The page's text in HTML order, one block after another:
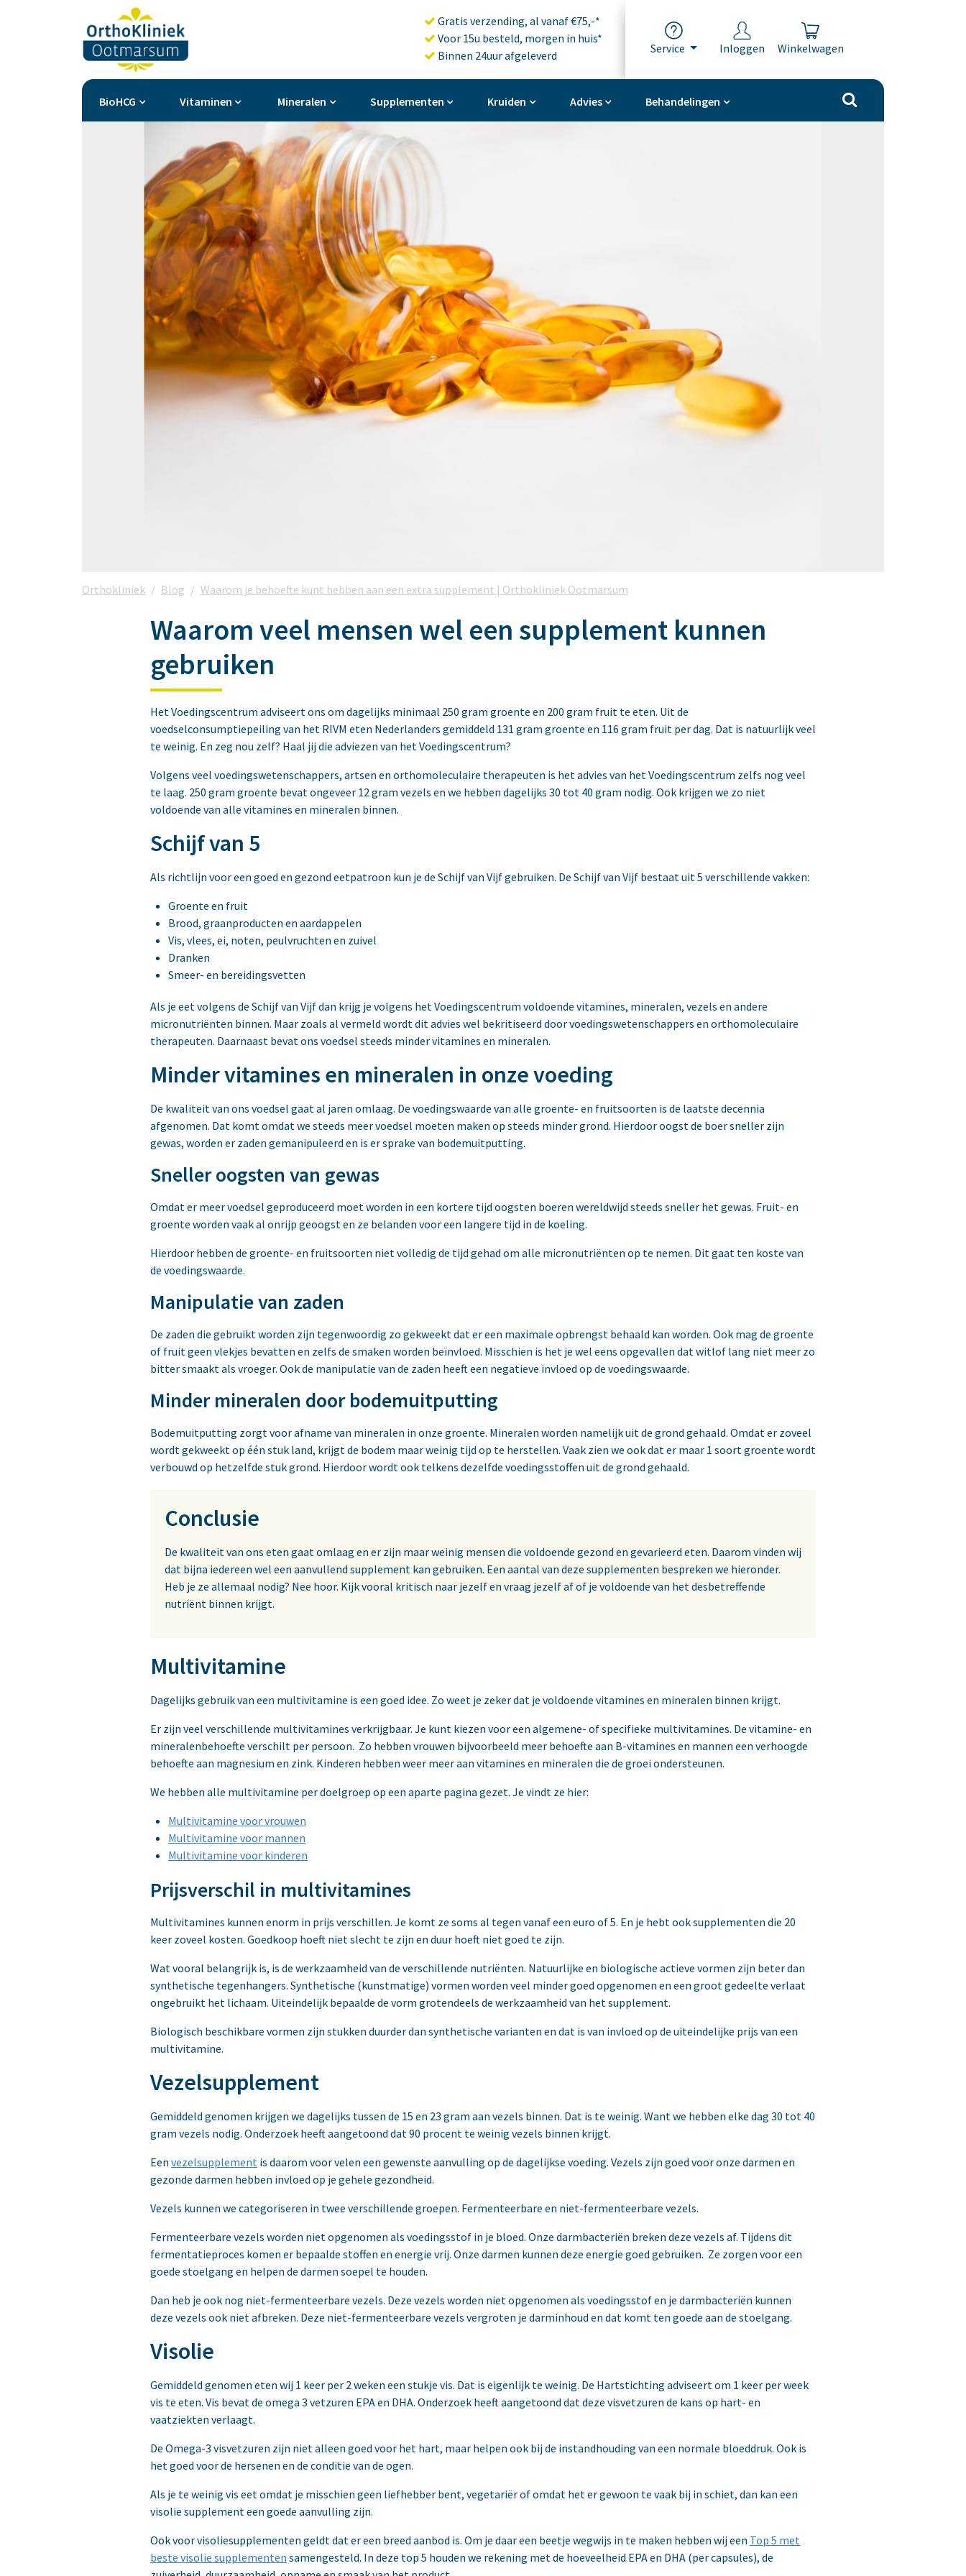
Service Inloggen Winkelwagen
Gratis verzending, al vanaf €75,-*
Voor 15u besteld, morgen in huis*
Binnen 24uur afgeleverd
BioHCG Vitaminen Mineralen Supplementen Kruiden Advies Behandelingen
Orthokliniek Blog Waarom je behoefte kunt hebben aan een extra supplement | Orthokliniek Ootmarsum
Waarom veel mensen wel een supplement kunnen
gebruiken
Het Voedingscentrum adviseert ons om dagelijks minimaal 250 gram groente en 200 gram fruit te eten. Uit de
voedselconsumptiepeiling van het RIVM eten Nederlanders gemiddeld 131 gram groente en 116 gram fruit per dag. Dat is natuurlijk veel
te weinig. En zeg nou zelf? Haal jij die adviezen van het Voedingscentrum?
Volgens veel voedingswetenschappers, artsen en orthomoleculaire therapeuten is het advies van het Voedingscentrum zelfs nog veel
te laag. 250 gram groente bevat ongeveer 12 gram vezels en we hebben dagelijks 30 tot 40 gram nodig. Ook krijgen we zo niet
voldoende van alle vitamines en mineralen binnen.
Schijf van 5
Als richtlijn voor een goed en gezond eetpatroon kun je de Schijf van Vijf gebruiken. De Schijf van Vijf bestaat uit 5 verschillende vakken:
Groente en fruit
Brood, graanproducten en aardappelen
Vis, vlees, ei, noten, peulvruchten en zuivel
Dranken
Smeer- en bereidingsvetten
Als je eet volgens de Schijf van Vijf dan krijg je volgens het Voedingscentrum voldoende vitamines, mineralen, vezels en andere
micronutriënten binnen. Maar zoals al vermeld wordt dit advies wel bekritiseerd door voedingswetenschappers en orthomoleculaire
therapeuten. Daarnaast bevat ons voedsel steeds minder vitamines en mineralen.
Minder vitamines en mineralen in onze voeding
De kwaliteit van ons voedsel gaat al jaren omlaag. De voedingswaarde van alle groente- en fruitsoorten is de laatste decennia
afgenomen. Dat komt omdat we steeds meer voedsel moeten maken op steeds minder grond. Hierdoor oogst de boer sneller zijn
gewas, worden er zaden gemanipuleerd en is er sprake van bodemuitputting.
Sneller oogsten van gewas
Omdat er meer voedsel geproduceerd moet worden in een kortere tijd oogsten boeren wereldwijd steeds sneller het gewas. Fruit- en
groente worden vaak al onrijp geoogst en ze belanden voor een langere tijd in de koeling.
Hierdoor hebben de groente- en fruitsoorten niet volledig de tijd gehad om alle micronutriënten op te nemen. Dit gaat ten koste van
de voedingswaarde.
Manipulatie van zaden
De zaden die gebruikt worden zijn tegenwoordig zo gekweekt dat er een maximale opbrengst behaald kan worden. Ook mag de groente
of fruit geen vlekjes bevatten en zelfs de smaken worden beïnvloed. Misschien is het je wel eens opgevallen dat witlof lang niet meer zo
bitter smaakt als vroeger. Ook de manipulatie van de zaden heeft een negatieve invloed op de voedingswaarde.
Minder mineralen door bodemuitputting
Bodemuitputting zorgt voor afname van mineralen in onze groente. Mineralen worden namelijk uit de grond gehaald. Omdat er zoveel
wordt gekweekt op één stuk land, krijgt de bodem maar weinig tijd op te herstellen. Vaak zien we ook dat er maar 1 soort groente wordt
verbouwd op hetzelfde stuk grond. Hierdoor wordt ook telkens dezelfde voedingsstoffen uit de grond gehaald.
Conclusie
De kwaliteit van ons eten gaat omlaag en er zijn maar weinig mensen die voldoende gezond en gevarieerd eten. Daarom vinden wij
dat bijna iedereen wel een aanvullend supplement kan gebruiken. Een aantal van deze supplementen bespreken we hieronder.
Heb je ze allemaal nodig? Nee hoor. Kijk vooral kritisch naar jezelf en vraag jezelf af of je voldoende van het desbetreffende
nutriënt binnen krijgt.
Multivitamine
Dagelijks gebruik van een multivitamine is een goed idee. Zo weet je zeker dat je voldoende vitamines en mineralen binnen krijgt.
Er zijn veel verschillende multivitamines verkrijgbaar. Je kunt kiezen voor een algemene- of specifieke multivitamines. De vitamine- en
mineralenbehoefte verschilt per persoon. Zo hebben vrouwen bijvoorbeeld meer behoefte aan B-vitamines en mannen een verhoogde
behoefte aan magnesium en zink. Kinderen hebben weer meer aan vitamines en mineralen die de groei ondersteunen.
We hebben alle multivitamine per doelgroep op een aparte pagina gezet. Je vindt ze hier:
Multivitamine voor vrouwen
Multivitamine voor mannen
Multivitamine voor kinderen
Prijsverschil in multivitamines
Multivitamines kunnen enorm in prijs verschillen. Je komt ze soms al tegen vanaf een euro of 5. En je hebt ook supplementen die 20
keer zoveel kosten. Goedkoop hoeft niet slecht te zijn en duur hoeft niet goed te zijn.
Wat vooral belangrijk is, is de werkzaamheid van de verschillende nutriënten. Natuurlijke en biologische actieve vormen zijn beter dan
synthetische tegenhangers. Synthetische (kunstmatige) vormen worden veel minder goed opgenomen en een groot gedeelte verlaat
ongebruikt het lichaam. Uiteindelijk bepaalde de vorm grotendeels de werkzaamheid van het supplement.
Biologisch beschikbare vormen zijn stukken duurder dan synthetische varianten en dat is van invloed op de uiteindelijke prijs van een
multivitamine.
Vezelsupplement
Gemiddeld genomen krijgen we dagelijks tussen de 15 en 23 gram aan vezels binnen. Dat is te weinig. Want we hebben elke dag 30 tot 40
gram vezels nodig. Onderzoek heeft aangetoond dat 90 procent te weinig vezels binnen krijgt.
Een vezelsupplement is daarom voor velen een gewenste aanvulling op de dagelijkse voeding. Vezels zijn goed voor onze darmen en
gezonde darmen hebben invloed op je gehele gezondheid.
Vezels kunnen we categoriseren in twee verschillende groepen. Fermenteerbare en niet-fermenteerbare vezels.
Fermenteerbare vezels worden niet opgenomen als voedingsstof in je bloed. Onze darmbacteriën breken deze vezels af. Tijdens dit
fermentatieproces komen er bepaalde stoffen en energie vrij. Onze darmen kunnen deze energie goed gebruiken. Ze zorgen voor een
goede stoelgang en helpen de darmen soepel te houden.
Dan heb je ook nog niet-fermenteerbare vezels. Deze vezels worden niet opgenomen als voedingsstof en je darmbacteriën kunnen
deze vezels ook niet afbreken. Deze niet-fermenteerbare vezels vergroten je darminhoud en dat komt ten goede aan de stoelgang.
Visolie
Gemiddeld genomen eten wij 1 keer per 2 weken een stukje vis. Dat is eigenlijk te weinig. De Hartstichting adviseert om 1 keer per week
vis te eten. Vis bevat de omega 3 vetzuren EPA en DHA. Onderzoek heeft aangetoond dat deze visvetzuren de kans op hart- en
vaatziekten verlaagt.
De Omega-3 visvetzuren zijn niet alleen goed voor het hart, maar helpen ook bij de instandhouding van een normale bloeddruk. Ook is
het goed voor de hersenen en de conditie van de ogen.
Als je te weinig vis eet omdat je misschien geen liefhebber bent, vegetariër of omdat het er gewoon te vaak bij in schiet, dan kan een
visolie supplement een goede aanvulling zijn.
Ook voor visoliesupplementen geldt dat er een breed aanbod is. Om je daar een beetje wegwijs in te maken hebben wij een Top 5 met
beste visolie supplementen samengesteld. In deze top 5 houden we rekening met de hoeveelheid EPA en DHA (per capsules), de